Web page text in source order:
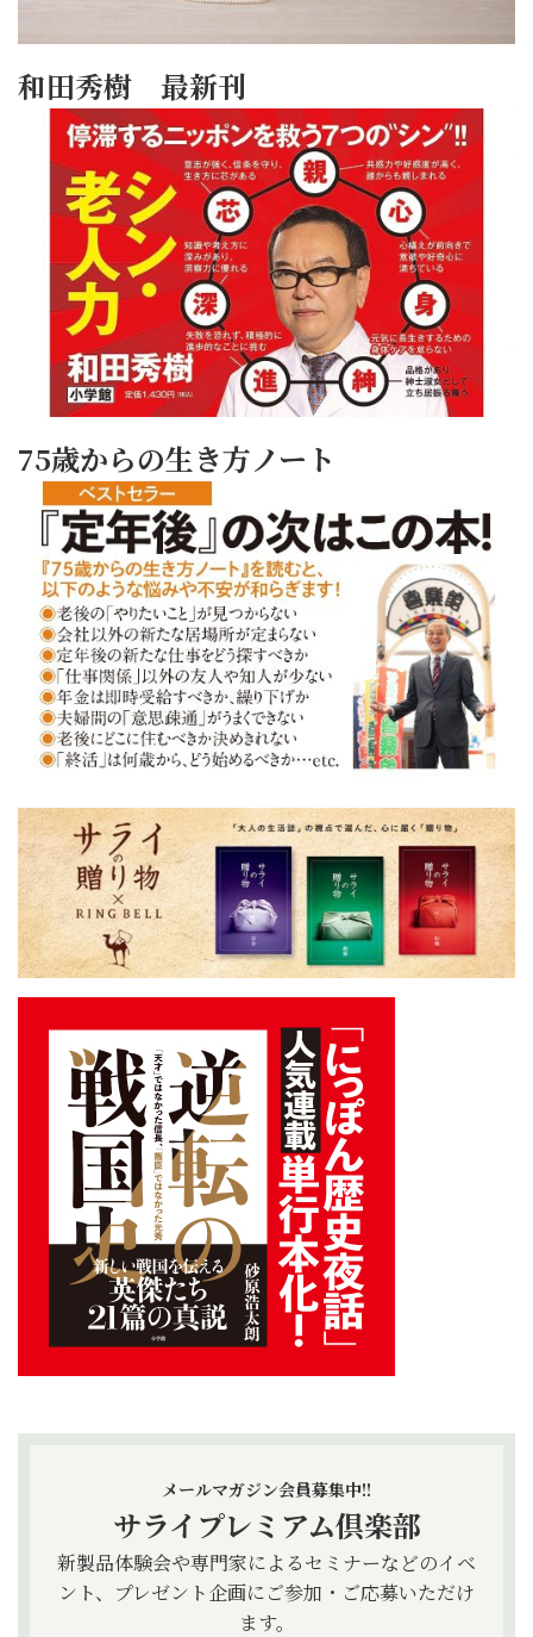
和田秀樹 最新刊
75歳からの生き方ノート
メールマガジン会員募集中!!
サライプレミアム倶楽部
新製品体験会や専門家によるセミナーなどのイベ
ント、プレゼント企画にご参加・ご応募いただけ
ます。